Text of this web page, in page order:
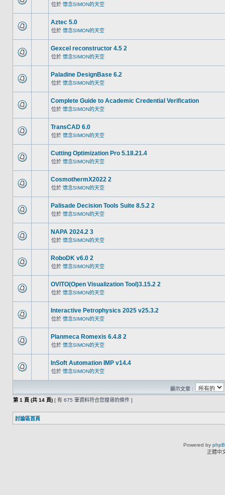
位於 懷念SIMON的天空
Aztec 5.0
位於 懷念SIMON的天空
Gexcel reconstructor 4.5 2
位於 懷念SIMON的天空
Paladine DesignBase 6.2
位於 懷念SIMON的天空
Complete Guide to Academic Credential Verification
位於 懷念SIMON的天空
TransCAD 6.0
位於 懷念SIMON的天空
Cutting Optimization Pro 5.18.21.4
位於 懷念SIMON的天空
CosmothermX2022 2
位於 懷念SIMON的天空
Palisade Decision Tools Suite 8.5.2 2
位於 懷念SIMON的天空
NAPA 2024.2 3
位於 懷念SIMON的天空
RoboDK v6.0 2
位於 懷念SIMON的天空
OVITO(Open Visualization Tool)3.15.2 2
位於 懷念SIMON的天空
Interactive Petrophysics 2025 v25.3.2
位於 懷念SIMON的天空
Planmeca Romexis 6.4.8 2
位於 懷念SIMON的天空
InSoft Automation IMP v14.4
位於 懷念SIMON的天空
顯示文章 :
第 1 頁 (共 14 頁) [ 有 675 筆資料符合您搜尋的條件 ]
討論區首頁
Powered by
正體中